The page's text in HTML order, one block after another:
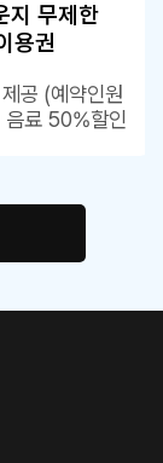
지 무제한
용권
공 (예약인원
음료 50%할인